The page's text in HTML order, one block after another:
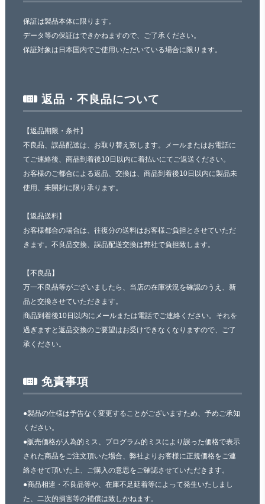
保証は製品本体に限ります。
データ等の保証はできかねますので、ご了承ください。
保証対象は日本国内でご使用いただいている場合に限ります。
返品・不良品について
【返品期限・条件】
不良品、誤品配送は、お取り替え致します。メールまたはお電話に
てご連絡後、商品到着後10日以内に着払いにてご返送ください。
お客様のご都合による返品、交換は、商品到着後10日以内に製品未
使用、未開封に限り承ります。
【返品送料】
お客様都合の場合は、往復分の送料はお客様ご負担とさせていただ
きます。不良品交換、誤品配送交換は弊社で負担致します。
【不良品】
万一不良品等がございましたら、当店の在庫状況を確認のうえ、新
品と交換させていただきます。
商品到着後10日以内にメールまたは電話でご連絡ください。それを
過ぎますと返品交換のご要望はお受けできなくなりますので、ご了
承ください。
免責事項
●製品の仕様は予告なく変更することがございますため、予めご承知
ください。
●販売価格が人為的ミス、プログラム的ミスにより誤った価格で表示
された商品をご注文頂いた場合、弊社よりお客様に正規価格をご連
絡させて頂いた上、ご購入の意思をご確認させていただきます。
●商品相違・不良品等や、在庫不足延着等によって発生いたしまし
た、二次的損害等の補償は致しかねます。